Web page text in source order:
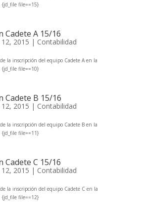
file==15}
Cadete A 15/16
2015 | Contabilidad
la inscripción del equipo Cadete A en la
file==10}
Cadete B 15/16
2015 | Contabilidad
la inscripción del equipo Cadete B en la
file==11}
Cadete C 15/16
2015 | Contabilidad
la inscripción del equipo Cadete C en la
file==12}